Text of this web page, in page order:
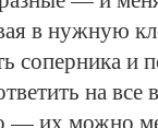
в нужную
соперника и
на все
— их можно